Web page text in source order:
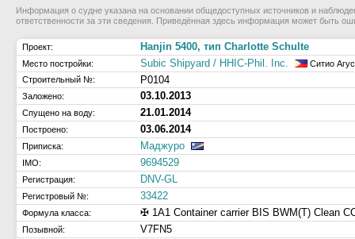
Информация о судне указана на основании общедоступных источников и
ответственности за эти сведения. Приведённая здесь информация может быть
Проект: Hanjin 5400, тип Charlotte Schulte
Место постройки: Subic Shipyard / HHIC-Phil. Inc.
Ситио
Строительный №:
P0104
Заложено: 03.10.2013
Спущено на воду: 21.01.2014
Построено: 03.06.2014
Приписка: Маджуро
IMO: 9694529
Регистрация: DNV-GL
Регистровый №: 33422
Формула класса: ✠ 1A1 Container carrier BIS BWM(T) Clean
Позывной: V7FN5